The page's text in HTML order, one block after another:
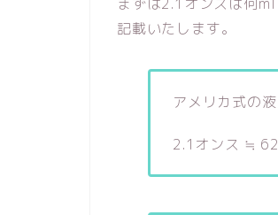
記載いたします。
アメリカ式の
2.1オンス ≒